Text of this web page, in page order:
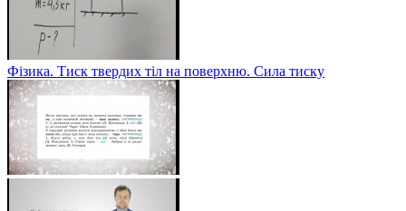
Фізика. Тиск твердих тіл на поверхню. Сила тиску